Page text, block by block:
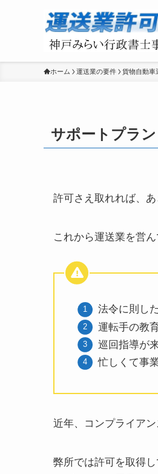
ホーム 運送業の要件 貨物自動車
サポートプラン
許可さえ取れれば、
これから運送業を営
法令に則し
運転手の教
巡回指導が
忙しくて事
近年、コンプライア
弊所では許可を取得